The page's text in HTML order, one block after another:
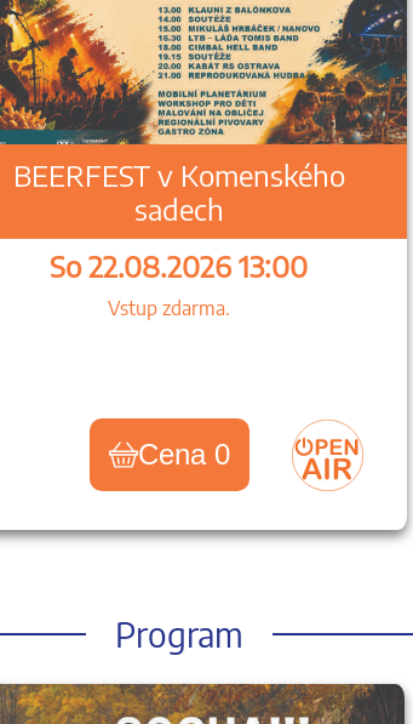
BEERFEST v Komenského
sadech
So 22.08.2026 13:00
Vstup zdarma.
Cena 0
Program